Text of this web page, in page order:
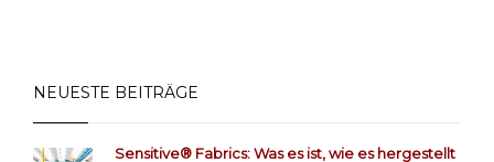
NEUESTE BEITRÄGE
Sensitive® Fabrics: Was es ist, wie es hergestellt